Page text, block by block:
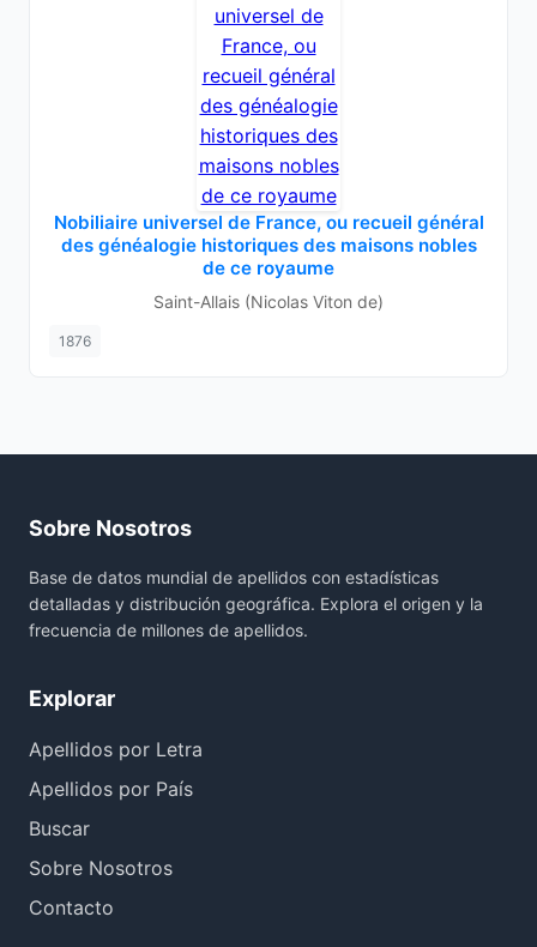
Nobiliaire universel de France, ou recueil général
des généalogie historiques des maisons nobles
de ce royaume
Saint-Allais (Nicolas Viton de)
1876
Sobre Nosotros
Base de datos mundial de apellidos con estadísticas
detalladas y distribución geográfica. Explora el origen y la
frecuencia de millones de apellidos.
Explorar
Apellidos por Letra
Apellidos por País
Buscar
Sobre Nosotros
Contacto